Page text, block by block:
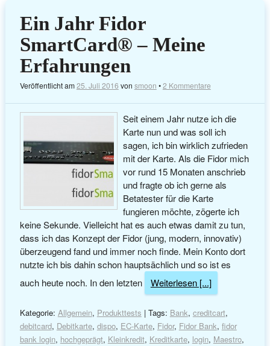
Ein Jahr Fidor
SmartCard® – Meine
Erfahrungen
Veröffentlicht am25. Juli 2016 von smoon •2 Kommentare
Seit einem Jahr nutze ich die
Karte nun und was soll ich
sagen, ich bin wirklich zufrieden
mit der Karte. Als die Fidor mich
vor rund 15 Monaten anschrieb
und fragte ob ich gerne als
Betatester für die Karte
fungieren möchte, zögerte ich
keine Sekunde. Vielleicht hat es auch etwas damit zu tun,
dass ich das Konzept der Fidor (jung, modern, innovativ)
überzeugend fand und immer noch finde. Mein Konto dort
nutzte ich bis dahin schon hauptsächlich und so ist es
auch heute noch. In den letzten
Weiterlesen [...]
Kategorie: Allgemein, Produkttests | Tags: Bank, creditcart,
debitcard, Debitkarte, dispo, EC-Karte, Fidor, Fidor Bank, fidor
bank login, hochgeprägt, Kleinkredit, Kreditkarte, login, Maestro,